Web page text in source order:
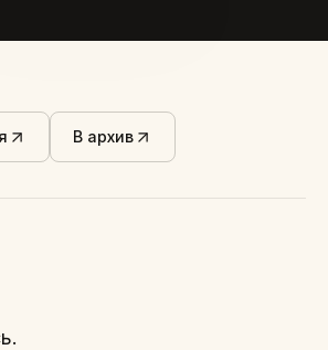
В архив